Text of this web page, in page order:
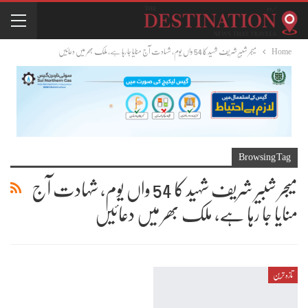
Home میجر شبیر شریف شہید کا 54 واں یوم، شہادت آج منایا جا رہا ہے، ملک بھر میں دعائیں
Browsing Tag
میجر شبیر شریف شہید کا 54 واں یوم، شہادت آج
منایا جا رہا ہے، ملک بھر میں دعائیں
تازہ ترین